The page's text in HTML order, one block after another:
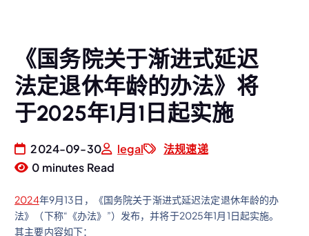
《国务院关于渐进式延迟
法定退休年龄的办法》将
于2025年1月1日起实施
2024-09-30 legal
法规速递
0 minutes Read
2024年9月13日，《国务院关于渐进式延迟法定退休年龄的办
法》（下称“《办法》”）发布，并将于2025年1月1日起实施。
其主要内容如下：